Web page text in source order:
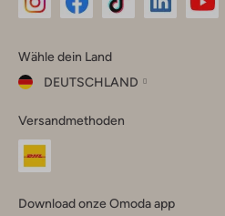
Instagram
Facebook
TikTok
Wähle dein Land
DEUTSCHLAND
dein
Land
Versandmethoden
Download onze Omoda app